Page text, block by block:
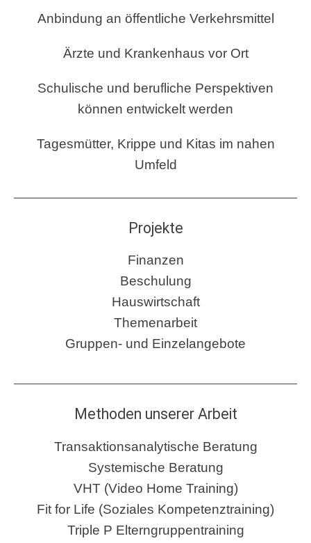
Anbindung an öffentliche Verkehrsmittel
Ärzte und Krankenhaus vor Ort
Schulische und berufliche Perspektiven
können entwickelt werden
Tagesmütter, Krippe und Kitas im nahen
Umfeld
Projekte
Finanzen
Beschulung
Hauswirtschaft
Themenarbeit
Gruppen- und Einzelangebote
Methoden unserer Arbeit
Transaktionsanalytische Beratung
Systemische Beratung
VHT (Video Home Training)
Fit for Life (Soziales Kompetenztraining)
Triple P Elterngruppentraining